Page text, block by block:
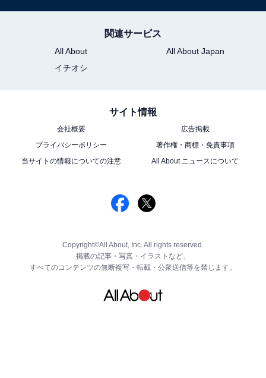
関連サービス
All About
All About Japan
イチオシ
サイト情報
会社概要
広告掲載
プライバシーポリシー
著作権・商標・免責事項
当サイトの情報についての注意
All About ニュースについて
Copyright©All About, Inc. All rights reserved.
掲載の記事・写真・イラストなど、
すべてのコンテンツの無断複写・転載・公衆送信等を禁じます。